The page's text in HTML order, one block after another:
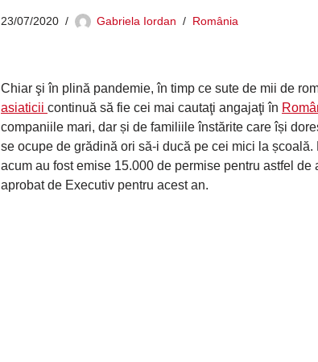
23/07/2020 Gabriela Iordan România
Chiar şi în plină pandemie, în timp ce sute de mii de
asiaticii continuă să fie cei mai cautaţi angajaţi în
companiile mari, dar și de familiile înstărite care își
se ocupe de grădină ori să-i ducă pe cei mici la
acum au fost emise 15.000 de permise pentru astfel de
aprobat de Executiv pentru acest an.